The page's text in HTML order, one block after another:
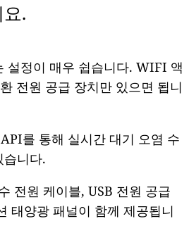
.
설정이 매우 쉽습니다. WIFI 액
전원 공급 장치만 있으면 됩니
를 통해 실시간 대기 오염 수
습니다.
전원 케이블, USB 전원 공급
태양광 패널이 함께 제공됩니